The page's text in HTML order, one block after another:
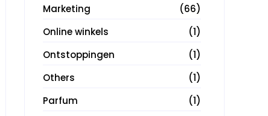
Marketing
(66)
Online winkels
(1)
Ontstoppingen
(1)
Others
(1)
Parfum
(1)